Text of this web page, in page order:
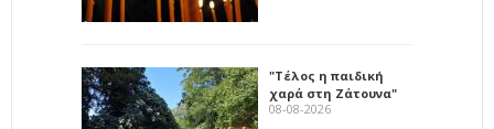
"Τέλος η παιδική
χαρά στη Ζάτουνα"
08-08-2026